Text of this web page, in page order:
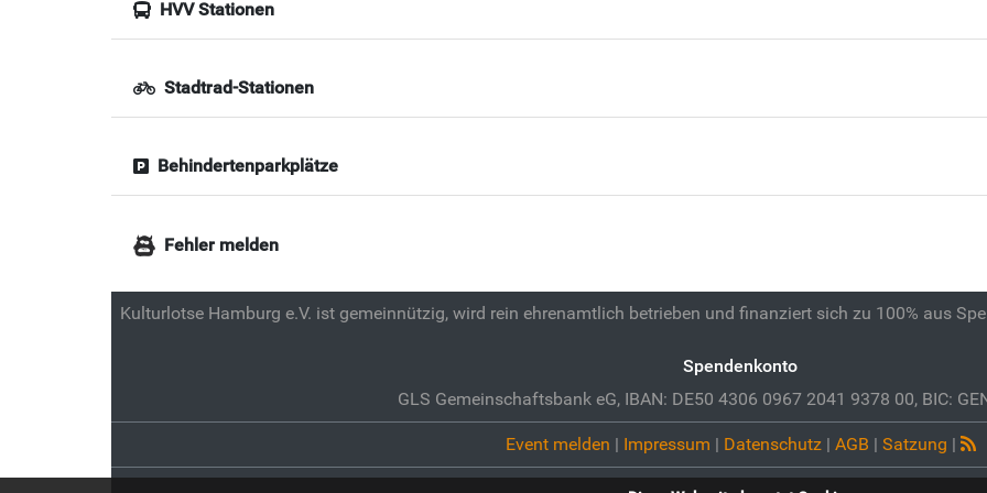
HVV Stationen
Stadtrad-Stationen
Behindertenparkplätze
Fehler melden
Kulturlotse Hamburg e.V. ist gemeinnützig, wird rein ehrenamtlich betrieben und finanziert sich zu 100% aus
Spendenkonto
GLS Gemeinschaftsbank eG, IBAN: DE50 4306 0967 2041 9378 00, BIC:
Event melden | Impressum | Datenschutz| AGB | Satzung |